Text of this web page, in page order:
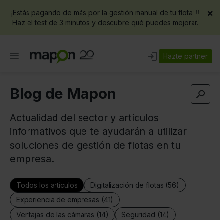
¡Estás pagando de más por la gestión manual de tu flota! ‼️
Haz el test de 3 minutos y descubre qué puedes mejorar.
×
Hazte partner
Blog de Mapon
Actualidad del sector y artículos
informativos que te ayudarán a utilizar
soluciones de gestión de flotas en tu
empresa.
Todos los artículos
Digitalización de flotas (56)
Experiencia de empresas (41)
Ventajas de las cámaras (14)
Seguridad (14)